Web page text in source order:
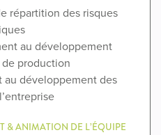
répartition des risques
au développement
production
au développement des
& ANIMATION DE L’ÉQUIPE